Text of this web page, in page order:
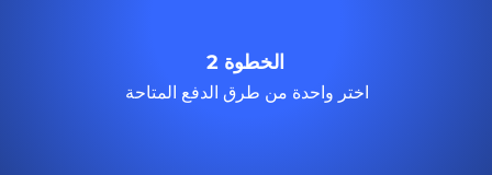
الخطوة 2
اختر واحدة من طرق الدفع المتاحة